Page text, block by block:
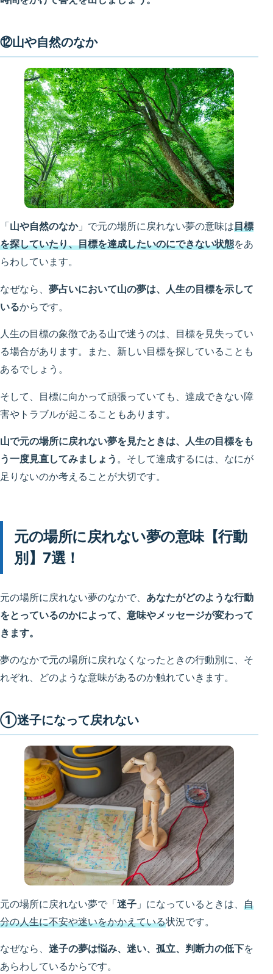
⑫山や自然のなか
「 山や自然のなか」で元の場所に戻れない夢の意味は目標
を探していたり、目標を達成したいのにできない状態をあ
らわしています。
なぜなら、 夢占いにおいて山の夢は、人生の目標を示して
いるからです。
人生の目標の象徴である山で迷うのは、目標を見失ってい
る場合があります。また、新しい目標を探していることも
あるでしょう。
そして、目標に向かって頑張っていても、達成できない障
害やトラブルが起こることもあります。
山で元の場所に戻れない夢を見たときは、人生の目標をも
う一度見直してみましょう 。そして達成するには、なにが
足りないのか考えることが大切です。
元の場所に戻れない夢の意味【行動
別】7選！
元の場所に戻れない夢のなかで、 あなたがどのような行動
をとっているのかによって、意味やメッセージが変わって
きます。
夢のなかで元の場所に戻れなくなったときの行動別に、そ
れぞれ、どのような意味があるのか触れていきます。
①迷子になって戻れない
元の場所に戻れない夢で「迷子 」になっているときは、 自
分の人生に不安や迷いをかかえている状況です。
なぜなら、 迷子の夢は悩み、迷い、孤立、判断力の低下を
あらわしているからです。